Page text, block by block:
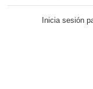
Inicia sesión